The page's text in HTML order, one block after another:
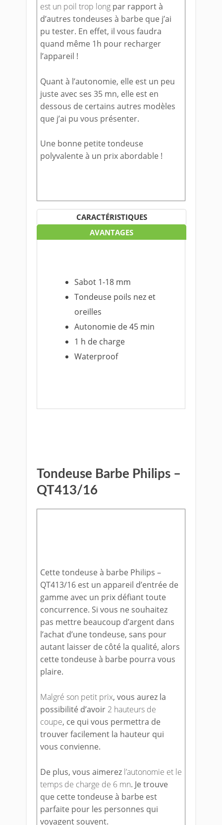
est un poil trop longpar rapport à
d’autres tondeuses à barbe que j’ai
pu tester. En effet, il vous faudra
quand même 1h pour recharger
l’appareil !
Quant à l’autonomie, elle est un peu
juste avec ses 35 mn, elle est en
dessous de certains autres modèles
que j’ai pu vous présenter.
Une bonne petite tondeuse
polyvalente à un prix abordable !
CARACTÉRISTIQUES
AVANTAGES
Sabot 1-18 mm
Tondeuse poils nez et
oreilles
Autonomie de 45 min
1 h de charge
Waterproof
Tondeuse Barbe Philips –
QT413/16
Cette tondeuse à barbe Philips –
QT413/16 est un appareil d’entrée de
gamme avec un prix défiant toute
concurrence. Si vous ne souhaitez
pas mettre beaucoup d’argent dans
l’achat d’une tondeuse, sans pour
autant laisser de côté la qualité, alors
cette tondeuse à barbe pourra vous
plaire.
Malgré son petit prix, vous aurez la
possibilité d’avoir 2 hauteurs de
coupe, ce qui vous permettra de
trouver facilement la hauteur qui
vous convienne.
De plus, vous aimerez l’autonomie et le
temps de charge de 6 mn. Je trouve
que cette tondeuse à barbe est
parfaite pour les personnes qui
voyagent souvent.